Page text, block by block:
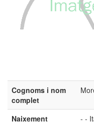
Cognoms i nom
complet
Naixement
- -